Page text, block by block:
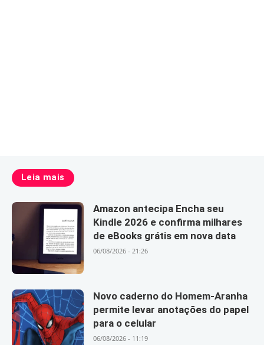
Leia mais
Amazon antecipa Encha seu
Kindle 2026 e confirma milhares
de eBooks grátis em nova data
06/08/2026 - 21:26
Novo caderno do Homem-Aranha
permite levar anotações do papel
para o celular
06/08/2026 - 11:19